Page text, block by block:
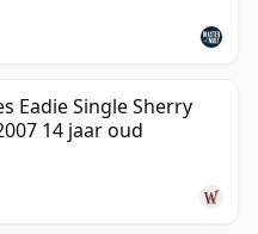
Eadie Single Sherry
14 jaar oud